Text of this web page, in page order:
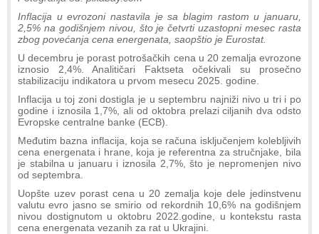
Inflacija u evrozoni nastavila je sa blagim rastom u januaru,
2,5% na godišnjem nivou, što je četvrti uzastopni mesec rasta
zbog povećanja cena energenata, saopštio je Eurostat.
U decembru je porast potrošačkih cena u 20 zemalja evrozone
iznosio 2,4%. Analitičari Faktseta očekivali su prosečno
stabilizaciju indikatora u prvom mesecu 2025. godine.
Inflacija u toj zoni dostigla je u septembru najniži nivo u tri i po
godine i iznosila 1,7%, ali od oktobra prelazi ciljanih dva odsto
Evropske centralne banke (ECB).
Međutim bazna inflacija, koja se računa isključenjem kolebljivih
cena energenata i hrane, koja je referentna za stručnjake, bila
je stabilna u januaru i iznosila 2,7%, što je nepromenjen nivo
od septembra.
Uopšte uzev porast cena u 20 zemalja koje dele jedinstvenu
valutu evro jasno se smirio od rekordnih 10,6% na godišnjem
nivou dostignutom u oktobru 2022.godine, u kontekstu rasta
cena energenata vezanih za rat u Ukrajini.